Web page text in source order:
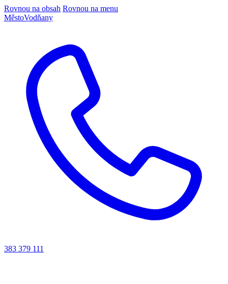
Rovnou na obsah Rovnou na menu
MěstoVodňany
383 379 111